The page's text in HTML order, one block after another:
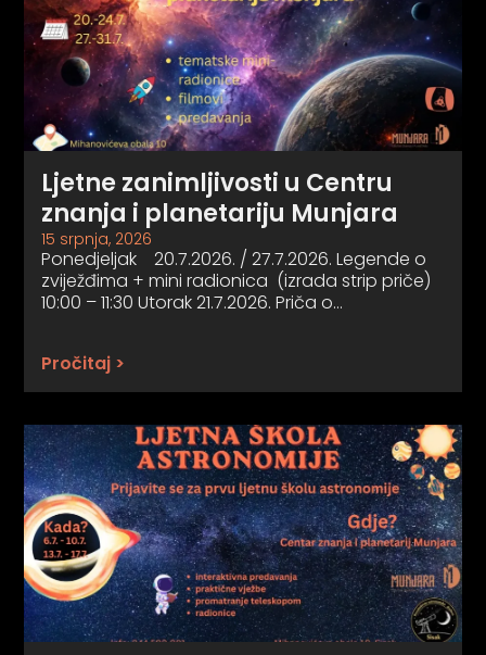
Ljetne zanimljivosti u Centru
znanja i planetariju Munjara
15 srpnja, 2026
Ponedjeljak 20.7.2026. / 27.7.2026. Legende o
zviježđima + mini radionica (izrada strip priče)
10:00 – 11:30 Utorak 21.7.2026. Priča o…
Pročitaj >